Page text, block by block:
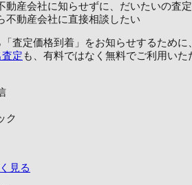
動産会社に知らせずに、だいたいの査
不動産会社に直接相談したい
査定価格到着」をお知らせするため
査定 も、有料ではなく無料でご利用いた
ク
見る